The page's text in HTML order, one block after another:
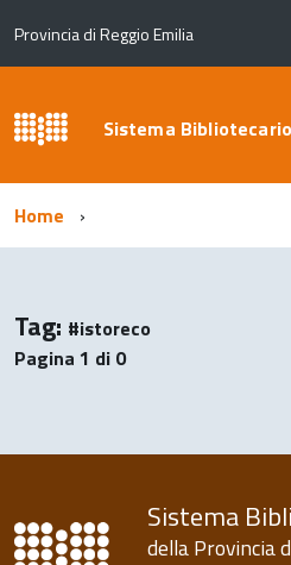
Provincia di Reggio Emilia
Sistema Bibliotecario
Home
Tag: #istoreco
Pagina 1 di 0
Sistema
della Provincia